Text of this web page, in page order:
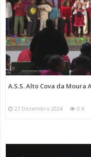
A.S.S. Alto Cova da Moura
27 Dezembro 2024 0 K